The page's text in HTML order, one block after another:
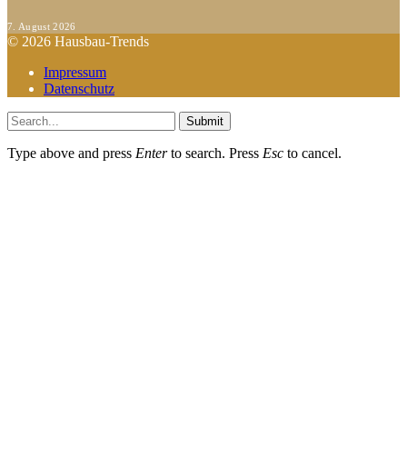
7. August 2026
© 2026 Hausbau-Trends
Impressum
Datenschutz
Submit
Type above and press Enterto search. Press Esc to cancel.